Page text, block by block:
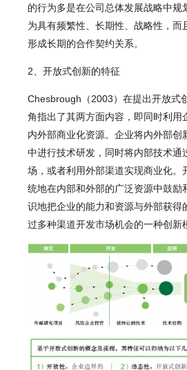
的行为多是在公司总体发展战略中规
为具有频繁性、长期性、战略性，而
形成长期的合作契约关系。
2 、开放式创新的特征
Chesbrough（2003）在提出开放式
角指出了其两方面内容，即同时利用
内外部商业化资源。企业将内外部创
中进行技术研发，同时将内部技术通
场，或者利用外部渠道实现商业化。
统地在内部和外部的广泛资源中鼓励
识地把企业的能力和资源与外部获得
过多种渠道开发市场机会的一种创新